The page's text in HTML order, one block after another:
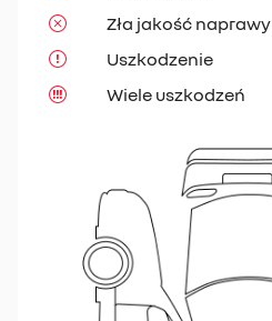
Zła jakość naprawy
Uszkodzenie
Wiele uszkodzeń